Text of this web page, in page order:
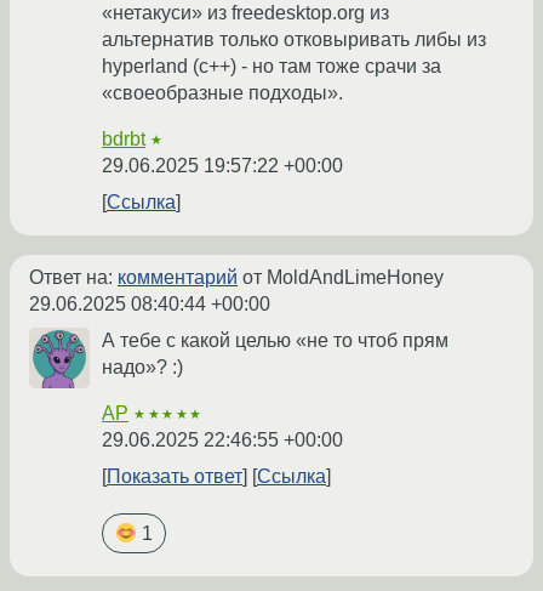
«нетакуси» из freedesktop.org из
альтернатив только отковыривать либы из
hyperland (c++) - но там тоже срачи за
«своеобразные подходы».
bdrbt ★
29.06.2025 19:57:22 +00:00
Ссылка
Ответ на: комментарий от MoldAndLimeHoney
29.06.2025 08:40:44 +00:00
А тебе с какой целью «не то чтоб прям
надо»? :)
AP ★★★★★
29.06.2025 22:46:55 +00:00
Показать ответ
Ссылка
1